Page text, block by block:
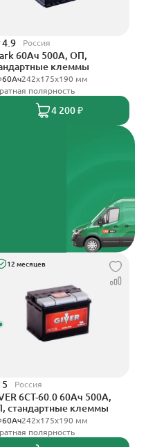
4.9 Россия
60Ач 500А, ОП,
клеммы
242х175х190 мм
60Ач
полярность
4 200 ₽
12 месяцев
5 Россия
6СТ-60.0 60Ач 500А,
стандартные клеммы
242х175х190 мм
60Ач
полярность